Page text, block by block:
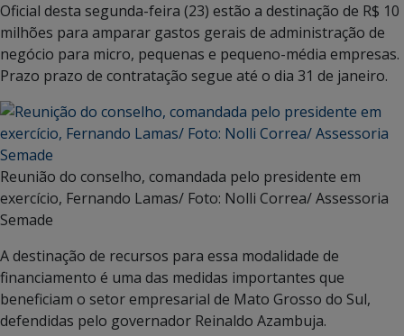
Oficial desta segunda-feira (23) estão a destinação de R$ 10
milhões para amparar gastos gerais de administração de
negócio para micro, pequenas e pequeno-média empresas.
Prazo prazo de contratação segue até o dia 31 de janeiro.
Reunião do conselho, comandada pelo presidente em
exercício, Fernando Lamas/ Foto: Nolli Correa/ Assessoria
Semade
A destinação de recursos para essa modalidade de
financiamento é uma das medidas importantes que
beneficiam o setor empresarial de Mato Grosso do Sul,
defendidas pelo governador Reinaldo Azambuja.